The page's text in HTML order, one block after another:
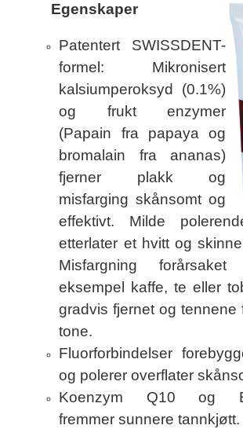
Egenskaper
Patentert SWISSDENT-
formel: Mikronisert
kalsiumperoksyd (0.1%)
og frukt enzymer
(Papain fra papaya og
bromalain fra ananas)
fjerner plakk og
misfarging skånsomt og
effektivt. Milde
etterlater et hvitt og
Misfargning
eksempel kaffe, te eller
gradvis fjernet og tennene
tone.
Fluorforbindelser
og polerer overflater
Koenzym Q10 og E-
fremmer sunnere tannkjøtt.